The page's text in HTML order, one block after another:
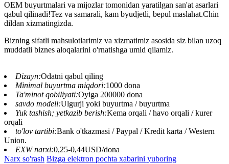
OEM buyurtmalari va mijozlar tomonidan yaratilgan san'at asarlari
qabul qilinadi!Tez va samarali, kam byudjetli, bepul maslahat.Chin
dildan xizmatingizda.
Bizning sifatli mahsulotlarimiz va xizmatimiz asosida siz bilan uzoq
muddatli biznes aloqalarini o'rnatishga umid qilamiz.
Dizayn:Odatni qabul qiling
Minimal buyurtma miqdori:1000 dona
Ta'minot qobiliyati:Oyiga 200000 dona
savdo modeli:Ulgurji yoki buyurtma / buyurtma
Yuk tashish; yetkazib berish:Kema orqali / havo orqali / kurer
orqali
to'lov tartibi:Bank o'tkazmasi / Paypal / Kredit karta / Western
Union.
EXW narxi:0,25-0,44USD/dona
Narx so'rash Bizga elektron pochta xabarini yuboring